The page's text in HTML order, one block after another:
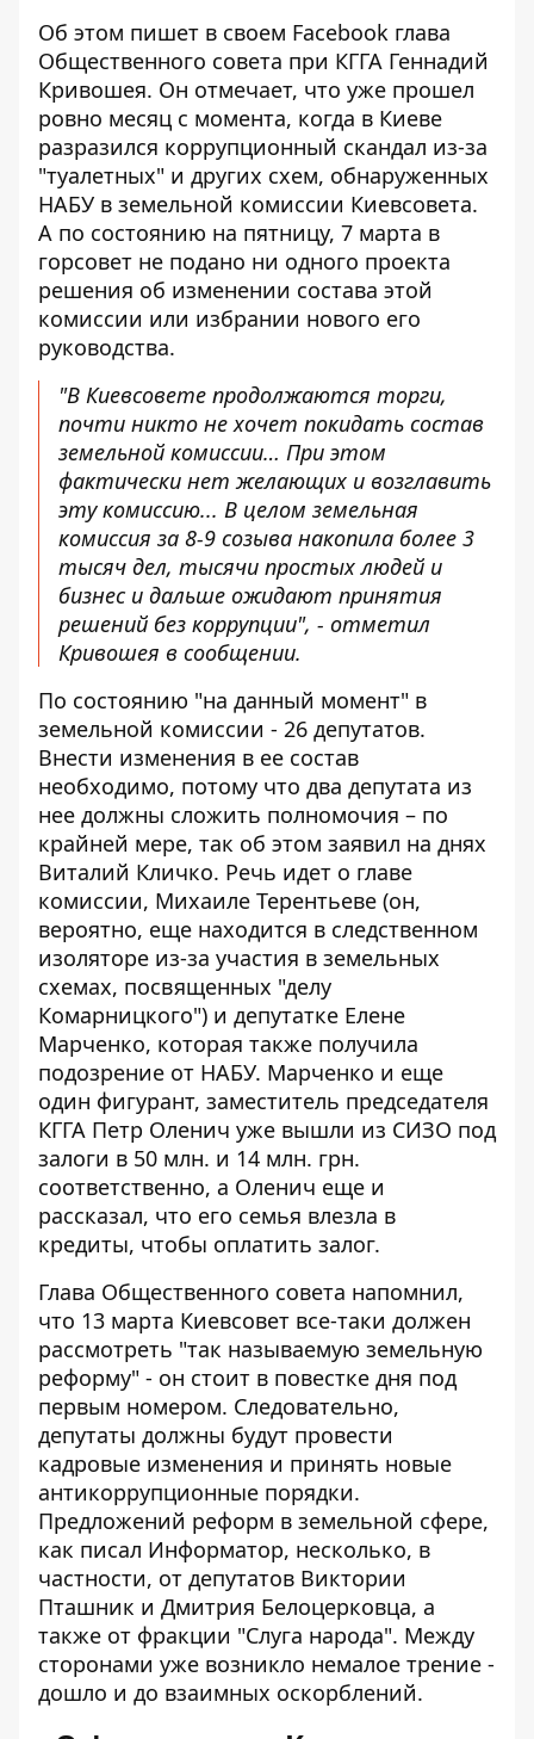
Об этом пишет в своем Facebook глава
Общественного совета при КГГА Геннадий
Кривошея. Он отмечает, что уже прошел
ровно месяц с момента, когда в Киеве
разразился коррупционный скандал из-за
"туалетных" и других схем, обнаруженных
НАБУ в земельной комиссии Киевсовета.
А по состоянию на пятницу, 7 марта в
горсовет не подано ни одного проекта
решения об изменении состава этой
комиссии или избрании нового его
руководства.
"В Киевсовете продолжаются торги,
почти никто не хочет покидать состав
земельной комиссии… При этом
фактически нет желающих и возглавить
эту комиссию... В целом земельная
комиссия за 8-9 созыва накопила более 3
тысяч дел, тысячи простых людей и
бизнес и дальше ожидают принятия
решений без коррупции", - отметил
Кривошея в сообщении.
По состоянию "на данный момент" в
земельной комиссии - 26 депутатов.
Внести изменения в ее состав
необходимо, потому что два депутата из
нее должны сложить полномочия – по
крайней мере, так об этом заявил на днях
Виталий Кличко. Речь идет о главе
комиссии, Михаиле Терентьеве (он,
вероятно, еще находится в следственном
изоляторе из-за участия в земельных
схемах, посвященных "делу
Комарницкого") и депутатке Елене
Марченко, которая также получила
подозрение от НАБУ. Марченко и еще
один фигурант, заместитель председателя
КГГА Петр Оленич уже вышли из СИЗО под
залоги в 50 млн. и 14 млн. грн.
соответственно, а Оленич еще и
рассказал, что его семья влезла в
кредиты, чтобы оплатить залог.
Глава Общественного совета напомнил,
что 13 марта Киевсовет все-таки должен
рассмотреть "так называемую земельную
реформу" - он стоит в повестке дня под
первым номером. Следовательно,
депутаты должны будут провести
кадровые изменения и принять новые
антикоррупционные порядки.
Предложений реформ в земельной сфере,
как писал Информатор, несколько, в
частности, от депутатов Виктории
Пташник и Дмитрия Белоцерковца, а
также от фракции "Слуга народа". Между
сторонами уже возникло немалое трение -
дошло и до взаимных оскорблений.